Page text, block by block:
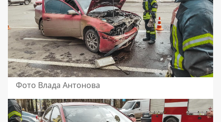
Фото Влада Антонова